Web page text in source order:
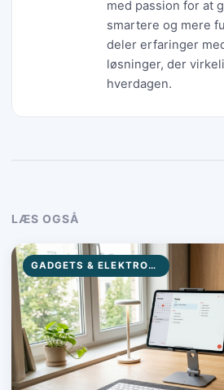
med passion for at
smartere og mere
deler erfaringer
løsninger, der
hverdagen.
LÆS OGSÅ
GADGETS & ELEKTRONIK